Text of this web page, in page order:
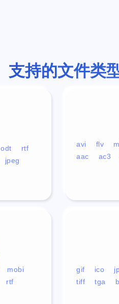
支持的文件类
odt
rtf
jpeg
avi flv
aac
ac3
gif ico
tiff
tga
mobi
rtf